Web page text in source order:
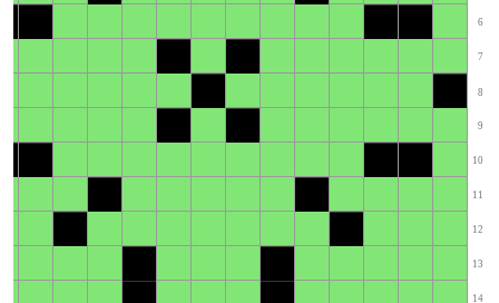
6
7
8
9
10
11
12
13
14